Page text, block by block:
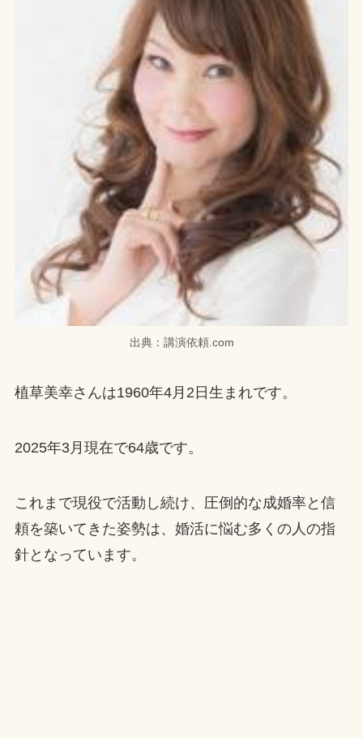
出典：講演依頼.com
植草美幸さんは1960年4月2日生まれです。
2025年3月現在で64歳です。
これまで現役で活動し続け、圧倒的な成婚率と信
頼を築いてきた姿勢は、婚活に悩む多くの人の指
針となっています。